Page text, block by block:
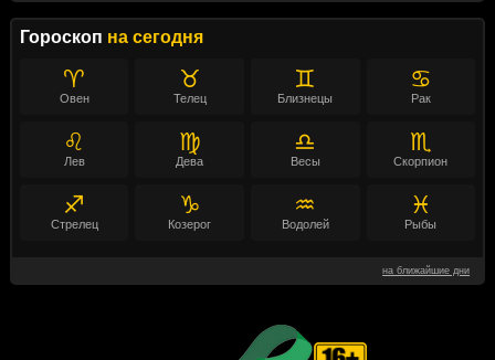
Гороскоп на сегодня
♈
Овен
♉
Телец
♊
Близнецы
♋
Рак
♌
Лев
♍
Дева
♎
Весы
♏
Скорпион
♐
Стрелец
♑
Козерог
♒
Водолей
♓
Рыбы
на ближайшие дни